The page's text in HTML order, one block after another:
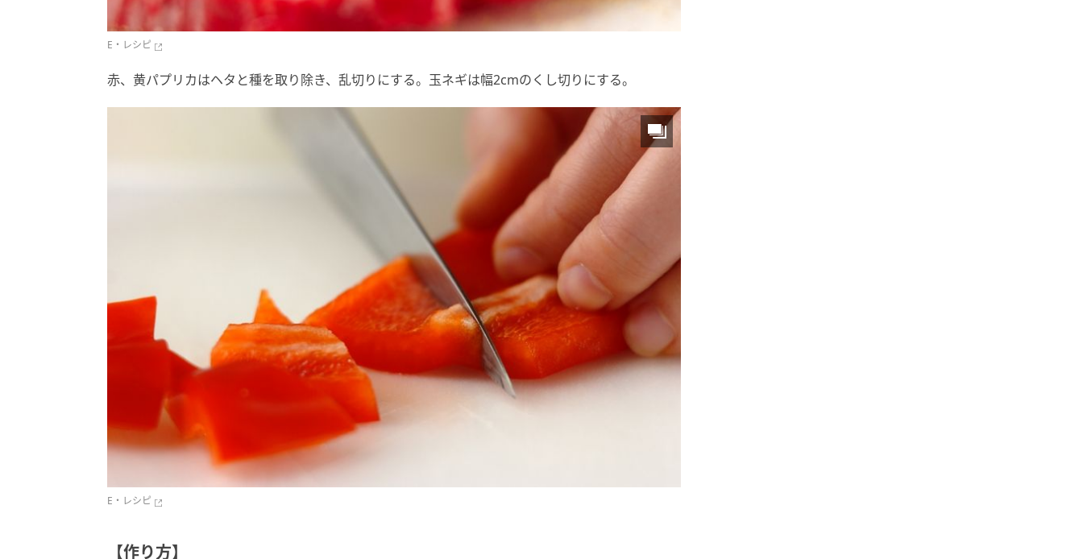
E・レシピ
赤、黄パプリカはヘタと種を取り除き、乱切りにする。玉ネギは幅2cmのくし切りにする。
E・レシピ
【作り方】